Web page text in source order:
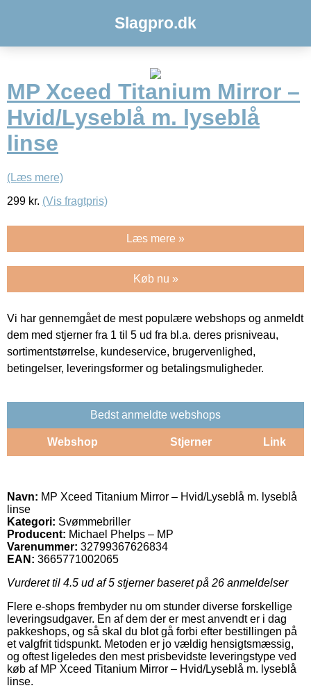
Slagpro.dk
MP Xceed Titanium Mirror –
Hvid/Lyseblå m. lyseblå
linse
(Læs mere)
299 kr. (Vis fragtpris)
Læs mere »
Køb nu »
Vi har gennemgået de mest populære webshops og anmeldt
dem med stjerner fra 1 til 5 ud fra bl.a. deres prisniveau,
sortimentstørrelse, kundeservice, brugervenlighed,
betingelser, leveringsformer og betalingsmuligheder.
Bedst anmeldte webshops
Webshop Stjerner Link
Navn: MP Xceed Titanium Mirror – Hvid/Lyseblå m. lyseblå
linse
Kategori: Svømmebriller
Producent: Michael Phelps – MP
Varenummer: 32799367626834
EAN: 3665771002065
Vurderet til 4.5 ud af 5 stjerner baseret på 26 anmeldelser
Flere e-shops frembyder nu om stunder diverse forskellige
leveringsudgaver. En af dem der er mest anvendt er i dag
pakkeshops, og så skal du blot gå forbi efter bestillingen på
et valgfrit tidspunkt. Metoden er jo vældig hensigtsmæssig,
og oftest ligeledes den mest prisbevidste leveringstype ved
køb af MP Xceed Titanium Mirror – Hvid/Lyseblå m. lyseblå
linse.